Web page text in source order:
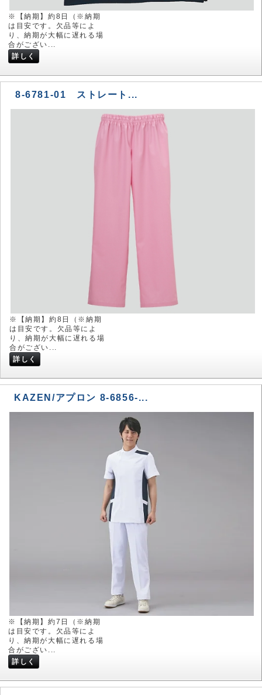
※【納期】約8日（※納期
は目安です。欠品等によ
り、納期が大幅に遅れる場
合がござい...
詳しく
8-6781-01 ストレート...
※【納期】約8日（※納期
は目安です。欠品等によ
り、納期が大幅に遅れる場
合がござい...
詳しく
KAZEN/アプロン 8-6856-...
※【納期】約7日（※納期
は目安です。欠品等によ
り、納期が大幅に遅れる場
合がござい...
詳しく